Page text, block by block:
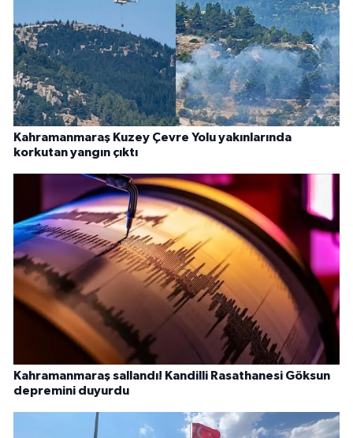
Kahramanmaraş Kuzey Çevre Yolu yakınlarında
korkutan yangın çıktı
Kahramanmaraş sallandı! Kandilli Rasathanesi Göksun
depremini duyurdu